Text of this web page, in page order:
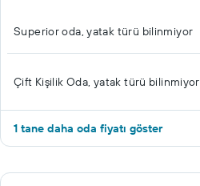
Superior oda, yatak türü bilinmiyor
Çift ​Kişilik Oda, yatak türü bilinmiyor
1 tane daha oda fiyatı göster